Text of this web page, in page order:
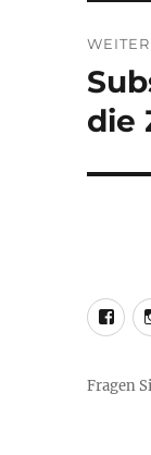
WEITER
die
Fragen